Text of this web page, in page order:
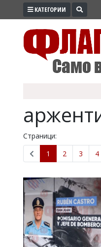
ПРОМО
ЗДРАВЕ
ПОЛИТИКА
ОБЩИНИ
ОБЩЕСТВО
ЛАЙФСТАЙЛ
ВОЙНАТА
УКРАЙНА
СПОРТ
КАТЕГОРИИ
Страници:
1
2 3 4